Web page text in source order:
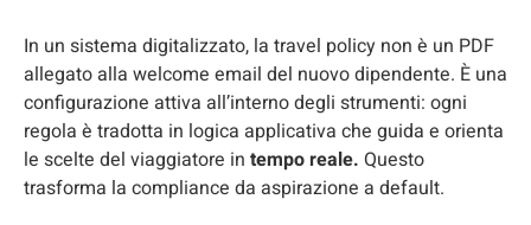
In un sistema digitalizzato, la travel policy non è un PDF
allegato alla welcome email del nuovo dipendente. È una
configurazione attiva all’interno degli strumenti: ogni
regola è tradotta in logica applicativa che guida e orienta
le scelte del viaggiatore in tempo reale. Questo
trasforma la compliance da aspirazione a default.